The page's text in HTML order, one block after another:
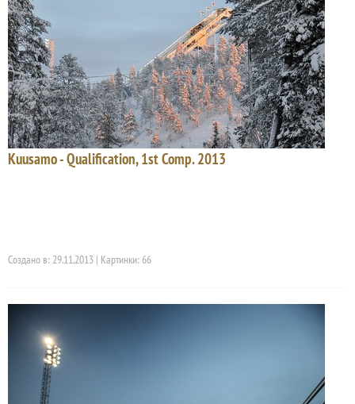
Kuusamo - Qualification, 1st Comp. 2013
Создано в: 29.11.2013 | Картинки: 66